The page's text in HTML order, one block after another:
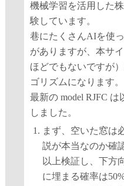
機械学習を活用した
験しています。
巷にたくさんAIを使
がありますが、本サ
ほどでもないですが
ゴリズムになります。
最新の model RJFC
しました。
まず、空いた窓は
説が本当なのか確
以上検証し、下方
に埋まる確率は